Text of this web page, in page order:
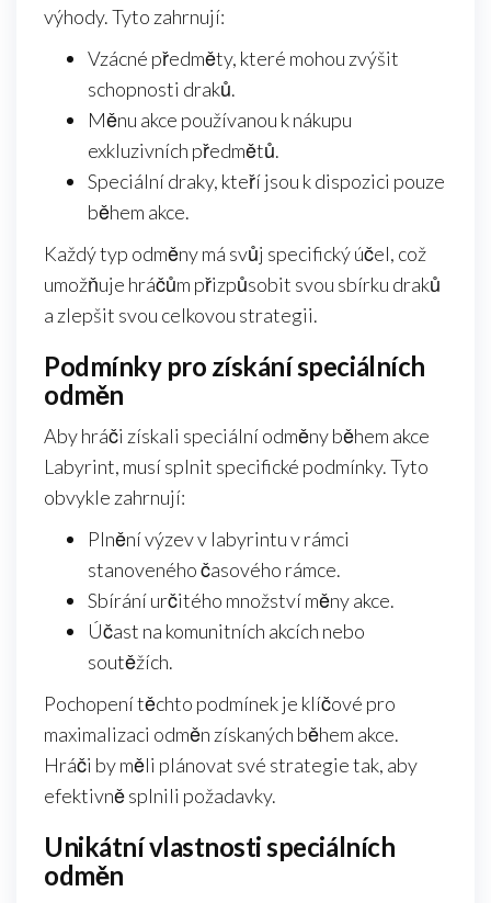
výhody. Tyto zahrnují:
Vzácné předměty, které mohou zvýšit
schopnosti draků.
Měnu akce používanou k nákupu
exkluzivních předmětů.
Speciální draky, kteří jsou k dispozici pouze
během akce.
Každý typ odměny má svůj specifický účel, což
umožňuje hráčům přizpůsobit svou sbírku draků
a zlepšit svou celkovou strategii.
Podmínky pro získání speciálních
odměn
Aby hráči získali speciální odměny během akce
Labyrint, musí splnit specifické podmínky. Tyto
obvykle zahrnují:
Plnění výzev v labyrintu v rámci
stanoveného časového rámce.
Sbírání určitého množství měny akce.
Účast na komunitních akcích nebo
soutěžích.
Pochopení těchto podmínek je klíčové pro
maximalizaci odměn získaných během akce.
Hráči by měli plánovat své strategie tak, aby
efektivně splnili požadavky.
Unikátní vlastnosti speciálních
odměn